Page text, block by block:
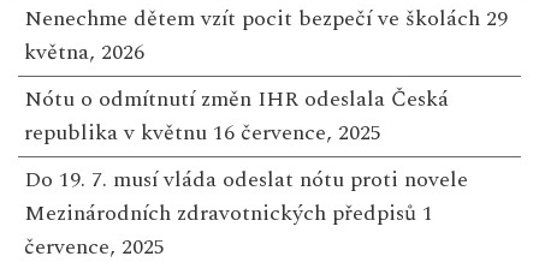
Nenechme dětem vzít pocit bezpečí ve školách 29
května, 2026
Nótu o odmítnutí změn IHR odeslala Česká
republika v květnu 16 července, 2025
Do 19. 7. musí vláda odeslat nótu proti novele
Mezinárodních zdravotnických předpisů 1
července, 2025